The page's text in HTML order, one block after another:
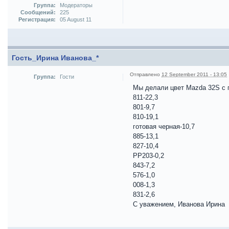
Группа:
Модераторы
Сообщений:
225
Регистрация:
05 August 11
Гость_Ирина Иванова_*
Группа: Гости Отправлено 12 September 2011 - 13:05
Мы делали цвет Mazda 32S с
811-22,3
801-9,7
810-19,1
готовая черная-10,7
885-13,1
827-10,4
РР203-0,2
843-7,2
576-1,0
008-1,3
831-2,6
С уважением, Иванова Ирина